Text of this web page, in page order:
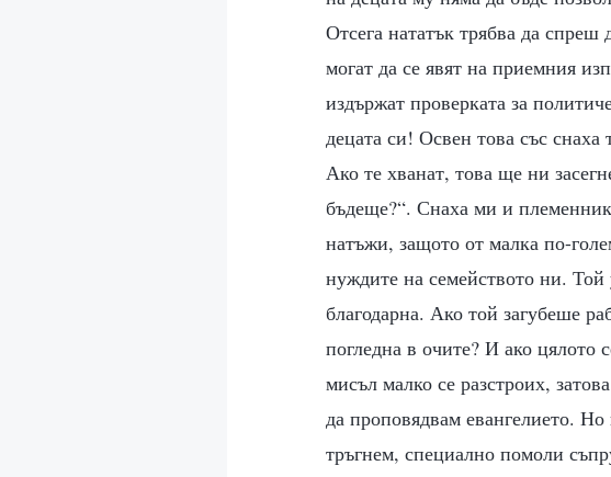
Отсега нататък трябва да спреш
могат да се явят на приемния
издържат проверката за
децата си! Освен това със
Ако те хванат, това ще ни
бъдеще?“. Снаха ми и
натъжи, защото от малка по-
нуждите на семейството ни.
благодарна. Ако той загубеше
погледна в очите? И ако цялото
мисъл малко се разстроих,
да проповядвам евангелието.
тръгнем, специално помоли